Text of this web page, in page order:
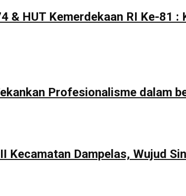
& HUT Kemerdekaan RI Ke-81
Profesionalisme dalam
Kecamatan Dampelas, Wujud